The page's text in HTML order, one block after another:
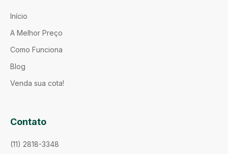
Início
A Melhor Preço
Como Funciona
Blog
Venda sua cota!
Contato
(11) 2818-3348